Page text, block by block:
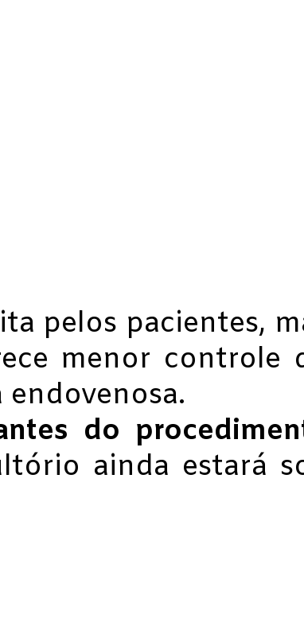
pelos pacientes,
menor controle
do
ainda estará